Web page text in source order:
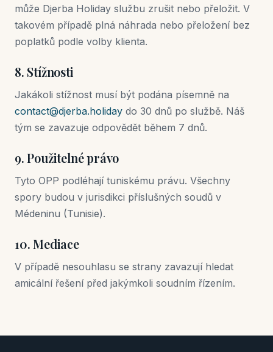
může Djerba Holiday službu zrušit nebo přeložit. V
takovém případě plná náhrada nebo přeložení bez
poplatků podle volby klienta.
8. Stížnosti
Jakákoli stížnost musí být podána písemně na
contact@djerba.holiday do 30 dnů po službě. Náš
tým se zavazuje odpovědět během 7 dnů.
9. Použitelné právo
Tyto OPP podléhají tuniskému právu. Všechny
spory budou v jurisdikci příslušných soudů v
Médeninu (Tunisie).
10. Mediace
V případě nesouhlasu se strany zavazují hledat
amicální řešení před jakýmkoli soudním řízením.